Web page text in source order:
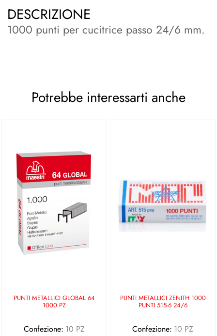
DESCRIZIONE
1000 punti per cucitrice passo 24/6 mm.
Potrebbe interessarti anche
PUNTI METALLICI GLOBAL 64
1000 PZ
Confezione: 10 PZ
PUNTI METALLICI ZENITH 1000
PUNTI 515-6 24/6
Confezione: 10 PZ